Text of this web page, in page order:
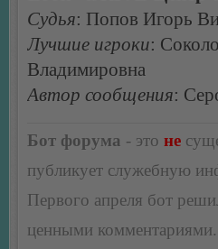
Судья: Попов Игорь
Лучшие игроки:
Владимировна
Автор сообщения:
Бот форума - это не
публикует служебную
Первого апреля бот
ценными комментариями.